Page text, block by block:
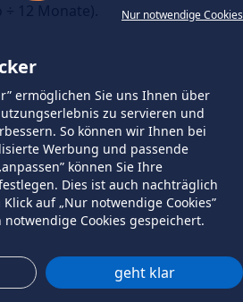
Nur notwendige Cookies
ermöglichen Sie uns Ihnen über
zu servieren und
So können wir Ihnen bei
Werbung und passende
können Sie Ihre
Dies ist auch nachträglich
auf „Nur notwendige Cookies”
Cookies gespeichert.
geht klar
12 Monate).